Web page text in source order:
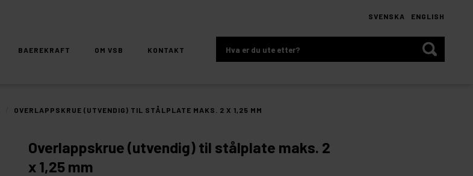
BAEREKRAFT OM VSB KONTAKT
du
SVENSKA ENGLISH
OVERLAPPSKRUE (UTVENDIG) TIL STÅLPLATE MAKS. 2 X 1,25 MM
Overlappskrue (utvendig) til stålplate maks. 2
x 1,25 mm